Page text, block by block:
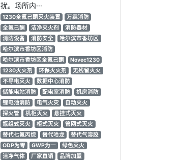
扰。场所内···
1230全氟己酮灭火装置
万霖消防
全氟己酮
洁净灭火剂
消防器材
消防设备
消防安全
哈尔滨市香坊区
哈尔滨市香坊区消防
哈尔滨市香坊区全氟己酮
Novec1230
1230灭火剂
环保灭火剂
无残留灭火
不导电灭火
数据中心消防
储能电站消防
配电室消防
机房消防
锂电池消防
电气火灾
自动灭火
探火管
机柜灭火
悬挂式灭火
瓶组式灭火
柜式灭火
管网式灭火
替代七氟丙烷
替代哈龙
替代气溶胶
ODP为零
GWP为一
绿色灭火
洁净气体
厂家直销
品牌加盟